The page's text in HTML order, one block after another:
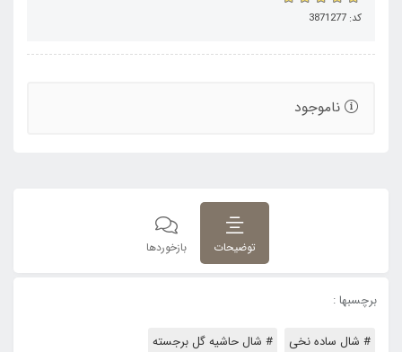
کد: 3871277
ناموجود
توضیحات بازخوردها
برچسبها :
# شال ساده نخی # شال حاشیه گل برجسته